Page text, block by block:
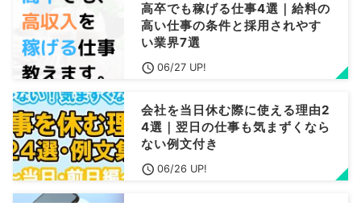
高卒でも稼げる仕事4選｜給料の
高い仕事の条件と採用されやす
い業界7選
06/27 UP!
会社を当日休む際に使える理由2
4選｜翌日の仕事も気まずくなら
ない例文付き
06/26 UP!